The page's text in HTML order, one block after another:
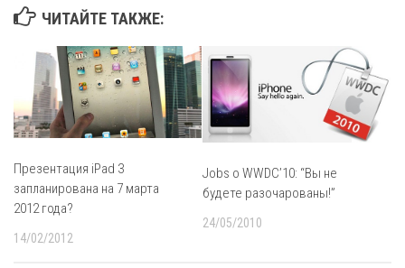
ЧИТАЙТЕ ТАКЖЕ:
Презентация iPad 3
запланирована на 7 марта
2012 года?
14/02/2012
Jobs о WWDC’10: “Вы не
будете разочарованы!”
24/05/2010